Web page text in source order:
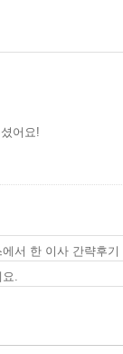
어요!
서 한 이사 간략후기
요.